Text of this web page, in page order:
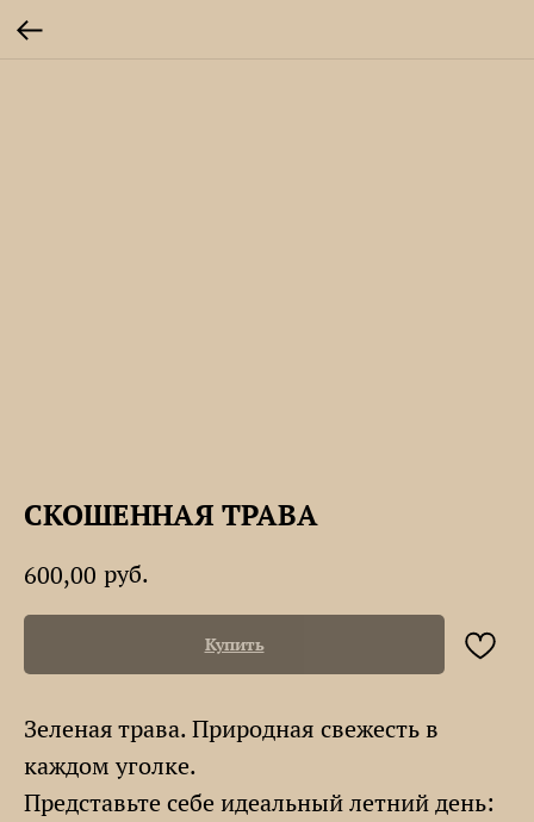
СКОШЕННАЯ ТРАВА
600,00 руб.
Купить
Зеленая трава. Природная свежесть в
каждом уголке.
Представьте себе идеальный летний день: